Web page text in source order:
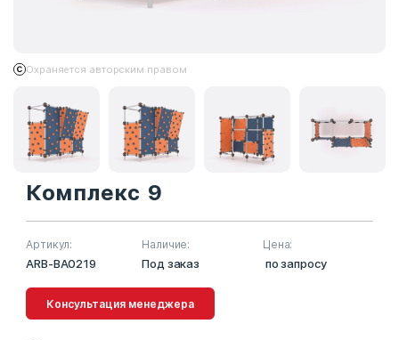
Охраняется авторским правом
Комплекс 9
Артикул:
ARB-BA0219
Наличие:
Под заказ
Цена:
по запросу
Консультация менеджера